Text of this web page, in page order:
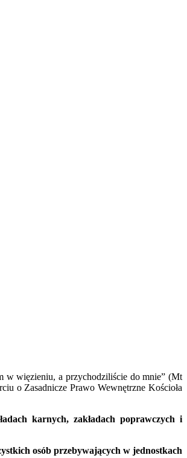
w więzieniu, a przychodziliście do mnie” (Mt
o Zasadnicze Prawo Wewnętrzne Kościoła
karnych, zakładach poprawczych i
osób przebywających w jednostkach